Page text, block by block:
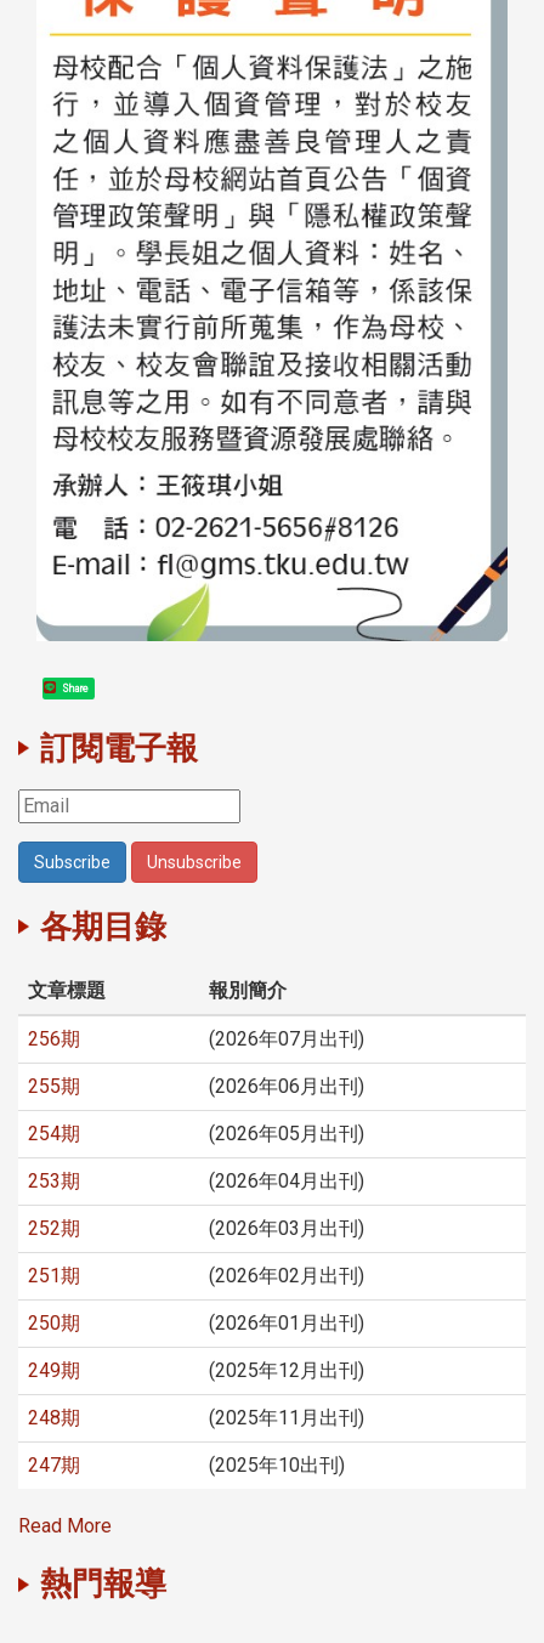
Share
訂閱電子報
各期目錄
文章標題 報別簡介
256期 (2026年07月出刊)
255期 (2026年06月出刊)
254期 (2026年05月出刊)
253期 (2026年04月出刊)
252期 (2026年03月出刊)
251期 (2026年02月出刊)
250期 (2026年01月出刊)
249期 (2025年12月出刊)
248期 (2025年11月出刊)
247期 (2025年10出刊)
Read More
熱門報導